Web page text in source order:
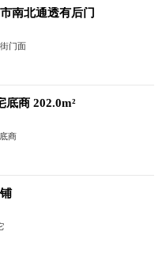
南北通透有后门
门面
底商 202.0m²
商